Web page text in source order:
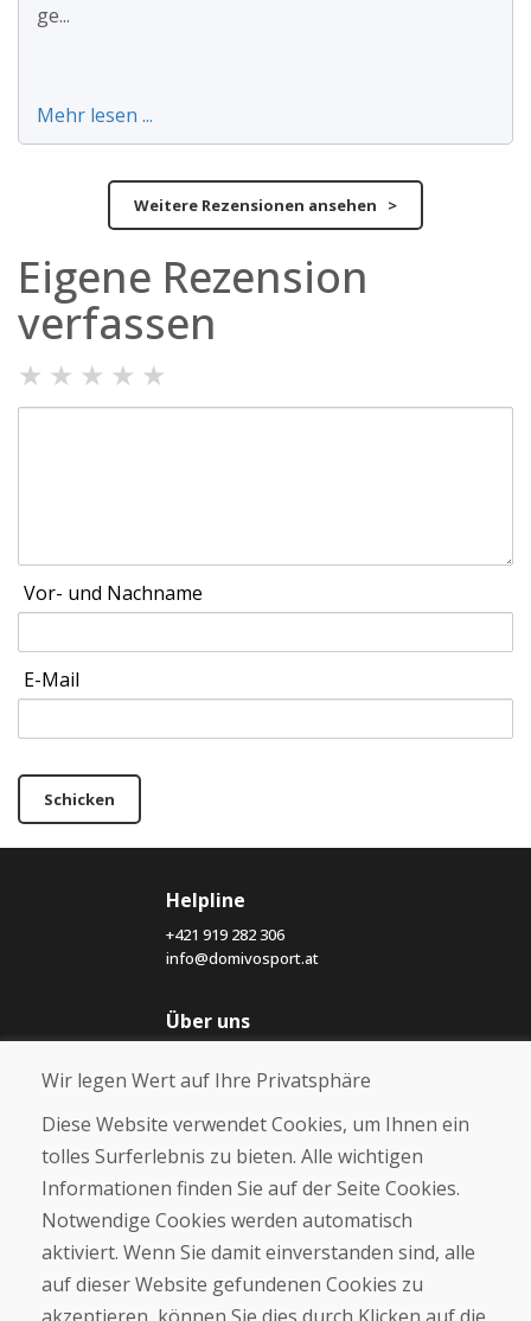
ge...
Mehr lesen ...
Weitere Rezensionen ansehen >
Eigene Rezension
verfassen
★ ★ ★ ★ ★
Vor- und Nachname
E-Mail
Schicken
Helpline
+421 919 282 306
info@domivosport.at
Über uns
Über uns
Kontakt
Kaufen
E-Shop
Geschäftsbedingungen
Zahlung
Wir legen Wert auf Ihre Privatsphäre
Diese Website verwendet Cookies, um Ihnen ein
tolles Surferlebnis zu bieten. Alle wichtigen
Informationen finden Sie auf der Seite Cookies.
Notwendige Cookies werden automatisch
aktiviert. Wenn Sie damit einverstanden sind, alle
auf dieser Website gefundenen Cookies zu